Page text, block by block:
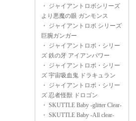
・ ジャイアントロボシリーズ
より悪魔の眼 ガンモンス
・ ジャイアントロボ シリーズ
巨腕ガンガー
・ ジャイアントロボ・シリー
ズ 鉄の牙 アイアンパワー
・ ジャイアントロボ・シリー
ズ 宇宙吸血鬼 ドラキュラン
・ ジャイアントロボ・シリー
ズ 忍者怪獣 ドロゴン
・ SKUTTLE Baby -glitter Clear-
・ SKUTTLE Baby -All clear-